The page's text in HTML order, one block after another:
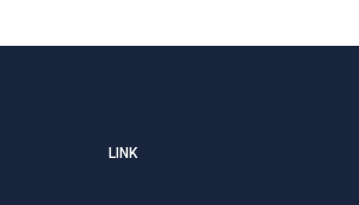
LINK